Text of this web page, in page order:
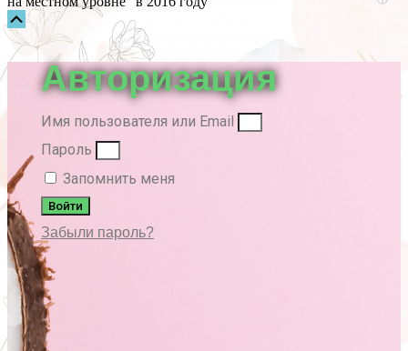
Прокрутка
вверх
Авторизация
Имя пользователя или Email
Пароль
Запомнить меня
Войти
Забыли пароль?